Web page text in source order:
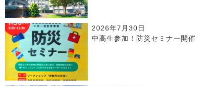
2026年7月30日
中高生参加！防災セミナー開催